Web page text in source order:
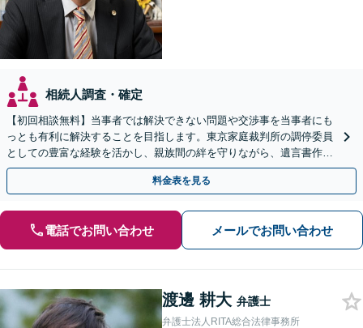
相続人調査・確定
【初回相談無料】当事者では解決できない問題や交渉事を当事者にも
っとも有利に解決することを目指します。東京家庭裁判所の調停委員
としての豊富な経験を活かし、親族間の絆を守りながら、遺言書作成
から相続放棄まで相続問題を誠実にサポートいたします。
料金表を見る
電話でお問い合わせ メールでお問い合わせ
渡邊 耕大 弁護士
弁護士法人RITA総合法律事務所